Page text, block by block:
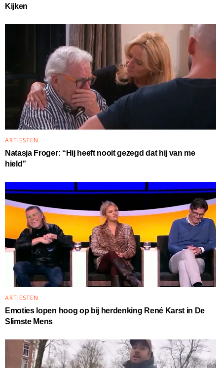
Kijken
ARTIESTEN
Natasja Froger: “Hij heeft nooit gezegd dat hij van me
hield”
ARTIESTEN
Emoties lopen hoog op bij herdenking René Karst in De
Slimste Mens